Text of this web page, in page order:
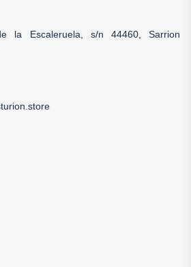
la Escaleruela, s/n 44460, Sarrion